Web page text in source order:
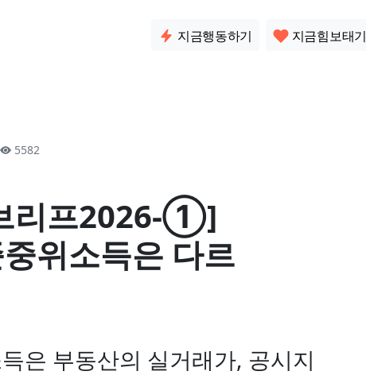
지금행동하기 지금힘보태기
5582
리프2026-①]
위소득은 다르
은 부동산의 실거래가, 공시지